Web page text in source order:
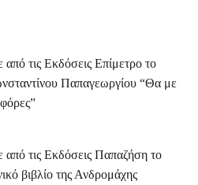
τις Εκδόσεις Επίμετρο το
Παπαγεωργίου “Θα με
τις Εκδόσεις Παπαζήση το
βιβλίο της Ανδρομάχης